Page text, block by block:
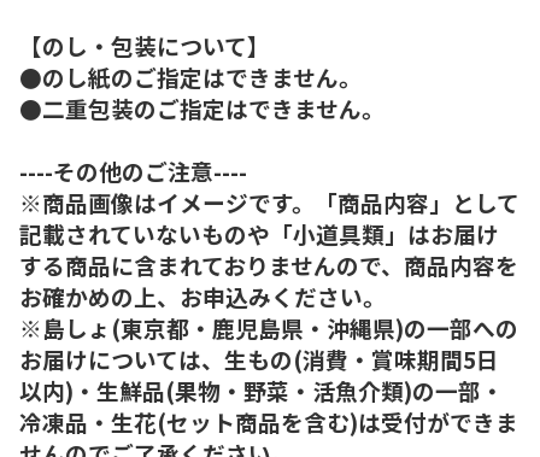
【のし・包装について】
●のし紙のご指定はできません。
●二重包装のご指定はできません。
----その他のご注意----
※商品画像はイメージです。「商品内容」として
記載されていないものや「小道具類」はお届け
する商品に含まれておりませんので、商品内容を
お確かめの上、お申込みください。
※島しょ(東京都・鹿児島県・沖縄県)の一部への
お届けについては、生もの(消費・賞味期間5日
以内)・生鮮品(果物・野菜・活魚介類)の一部・
冷凍品・生花(セット商品を含む)は受付ができま